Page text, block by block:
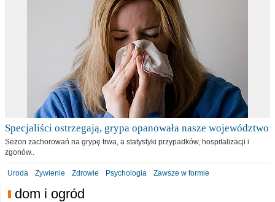
Specjaliści ostrzegają, grypa opanowała nasze województwo
Sezon zachorowań na grypę trwa, a statystyki przypadków, hospitalizacji i
zgonów..
Uroda Żywienie Zdrowie Psychologia Zawsze w formie
dom i ogród